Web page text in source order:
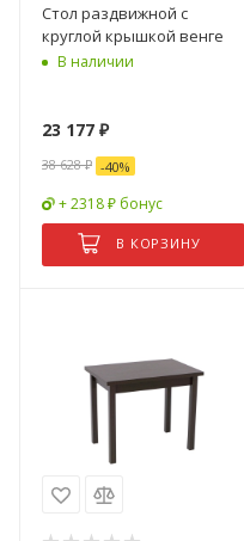
Стол раздвижной с
круглой крышкой венге
В наличии
23 177 ₽
38 628₽ -40%
+ 2318 ₽ бонус
В КОРЗИНУ